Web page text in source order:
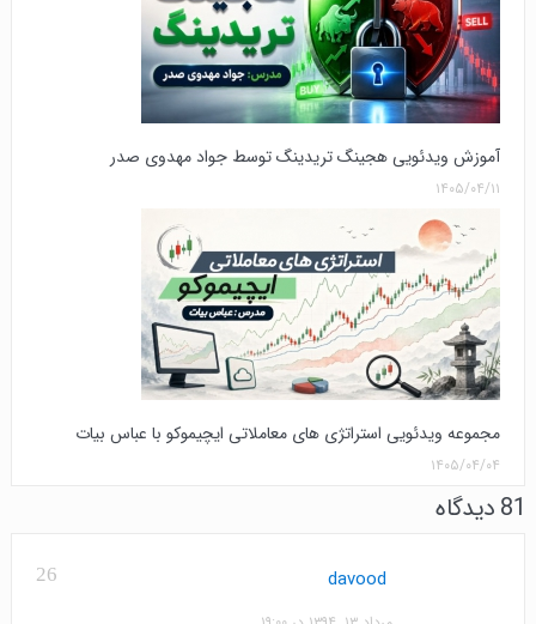
آموزش ویدئویی هجینگ تریدینگ توسط جواد مهدوی صدر
۱۴۰۵/۰۴/۱۱
مجموعه ویدئویی استراتژی های معاملاتی ایچیموکو با عباس بیات
۱۴۰۵/۰۴/۰۴
81 دیدگاه
26 davood